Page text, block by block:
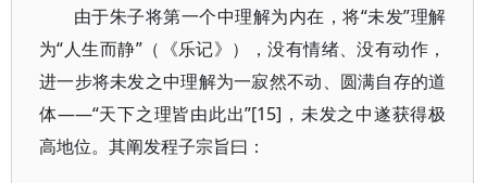
由于朱子将第一个中理解为内在，将“未发”理解
为“人生而静”（《乐记》），没有情绪、没有动作，
进一步将未发之中理解为一寂然不动、圆满自存的道
体——“天下之理皆由此出”[15]，未发之中遂获得极
高地位。其阐发程子宗旨曰：